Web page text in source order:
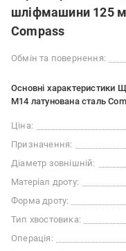
шліфмашини 125
Compass
Обмін та повернення:
Основні характеристики
M14 латунована сталь
Ціна:
Призначення:
Діаметр зовнішній:
Матеріал дроту:
Форма дроту:
Тип хвостовика:
Операція: